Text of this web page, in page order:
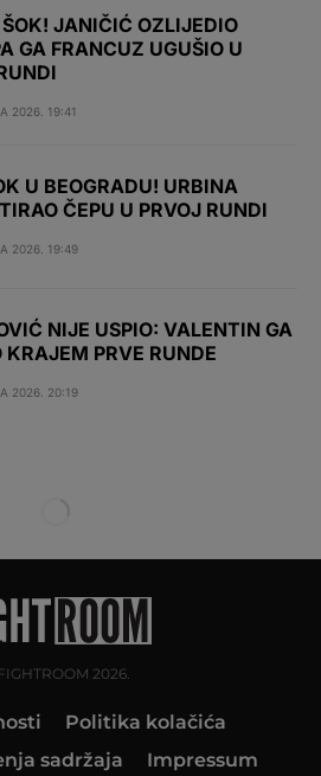
JANIČIĆ OZLIJEDIO
GA FRANCUZ UGUŠIO U
2026. 19:41
U BEOGRADU! URBINA
ČEPU U PRVOJ RUNDI
2026. 19:49
NIJE USPIO: VALENTIN GA
KRAJEM PRVE RUNDE
2026. 20:19
2026.
Politika kolačića
sadržaja
Impressum